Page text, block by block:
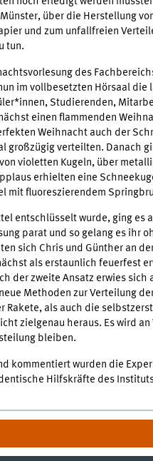
über die Herstellung
und zum unfallfreien
tun.
des
im vollbesetzten Hörsaal die
Studierenden,
einen flammenden
Weihnacht auch der
großzügig verteilten. Danach
violetten Kugeln, über
erhielten eine
mit fluoreszierendem
entschlüsselt wurde, ging es
parat und so gelang es ihr
sich Chris und Günther an
als erstaunlich feuerfest
der zweite Ansatz erwies
Methoden zur Verteilung
Rakete, als auch die
zielgenau heraus. Es wird
bleiben.
kommentiert wurden die
Hilfskräfte des